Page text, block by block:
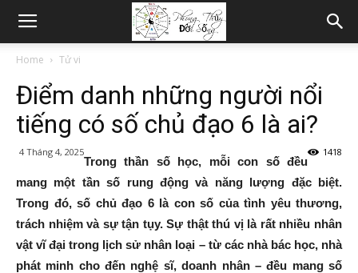
Home Tử vi
Điểm danh những người nổi
tiếng có số chủ đạo 6 là ai?
4 Tháng 4, 2025 1418
Trong thần số học, mỗi con số đều
mang một tần số rung động và năng lượng đặc biệt.
Trong đó, số chủ đạo 6 là con số của tình yêu thương,
trách nhiệm và sự tận tụy. Sự thật thú vị là rất nhiều nhân
vật vĩ đại trong lịch sử nhân loại – từ các nhà bác học, nhà
phát minh cho đến nghệ sĩ, doanh nhân – đều mang số